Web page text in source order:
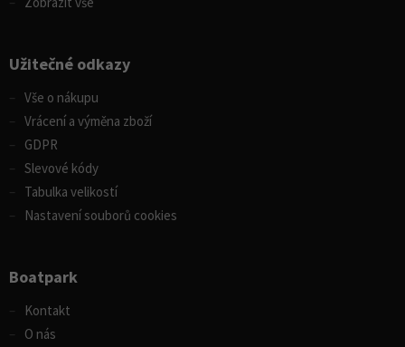
Užitečné odkazy
Vše o nákupu
Vrácení a výměna zboží
GDPR
Slevové kódy
Tabulka velikostí
Nastavení souborů cookies
Boatpark
Kontakt
O nás